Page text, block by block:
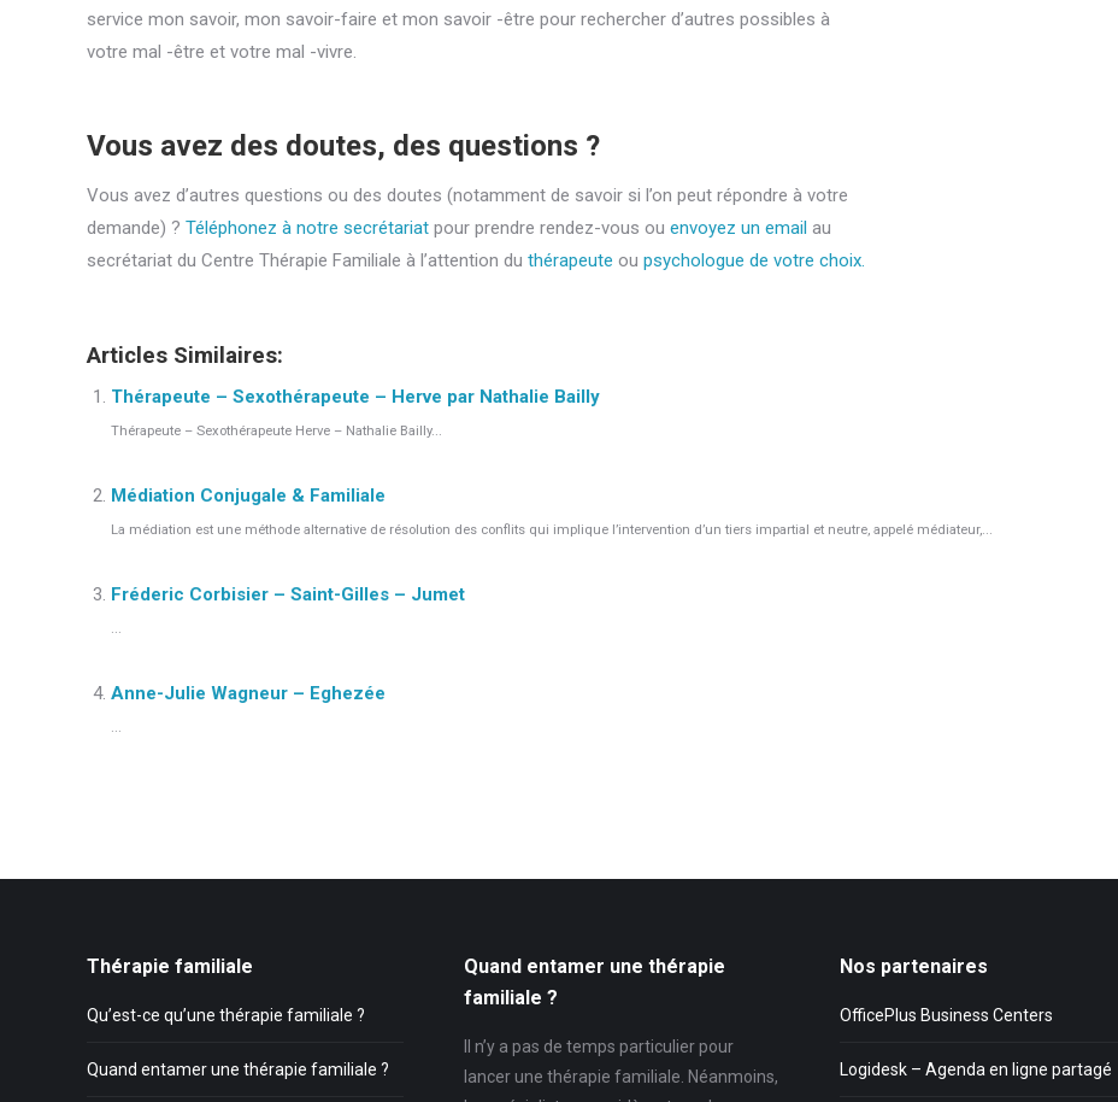
service mon savoir, mon savoir-faire et mon savoir -être pour rechercher d’autres possibles à
votre mal -être et votre mal -vivre.
Vous avez des doutes, des questions ?
Vous avez d’autres questions ou des doutes (notamment de savoir si l’on peut répondre à votre
demande) ? Téléphonez à notre secrétariat pour prendre rendez-vous ou envoyez un email au
secrétariat du Centre Thérapie Familiale à l’attention du thérapeute ou psychologue de votre choix.
Articles Similaires:
Thérapeute – Sexothérapeute – Herve par Nathalie Bailly
Thérapeute – Sexothérapeute Herve – Nathalie Bailly...
Médiation Conjugale & Familiale
La médiation est une méthode alternative de résolution des conflits qui implique l’intervention d’un tiers impartial et neutre, appelé médiateur,...
Fréderic Corbisier – Saint-Gilles – Jumet
...
Anne-Julie Wagneur – Eghezée
...
Thérapie familiale
Qu’est-ce qu’une thérapie familiale ?
Quand entamer une thérapie familiale ?
Quand entamer une thérapie
familiale ?
Il n’y a pas de temps particulier pour
lancer une thérapie familiale. Néanmoins,
Nos partenaires
OfficePlus Business Centers
Logidesk – Agenda en ligne partagé